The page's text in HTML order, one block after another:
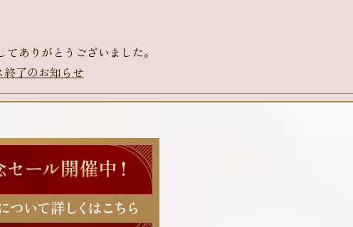
ありがとうございました。
了のお知らせ